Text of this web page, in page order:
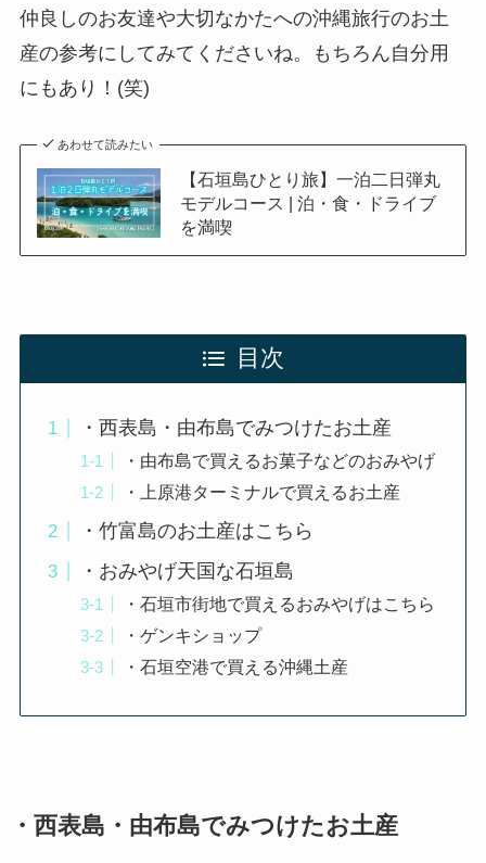
仲良しのお友達や大切なかたへの沖縄旅行のお土
産の参考にしてみてくださいね。もちろん自分用
にもあり！(笑)
あわせて読みたい
【石垣島ひとり旅】一泊二日弾丸
モデルコース | 泊・食・ドライブ
を満喫
目次
・西表島・由布島でみつけたお土産
・由布島で買えるお菓子などのおみやげ
・上原港ターミナルで買えるお土産
・竹富島のお土産はこちら
・おみやげ天国な石垣島
・石垣市街地で買えるおみやげはこちら
・ゲンキショップ
・石垣空港で買える沖縄土産
・西表島・由布島でみつけたお土産